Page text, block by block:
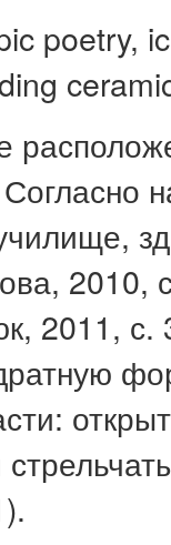
poetry,
2011,